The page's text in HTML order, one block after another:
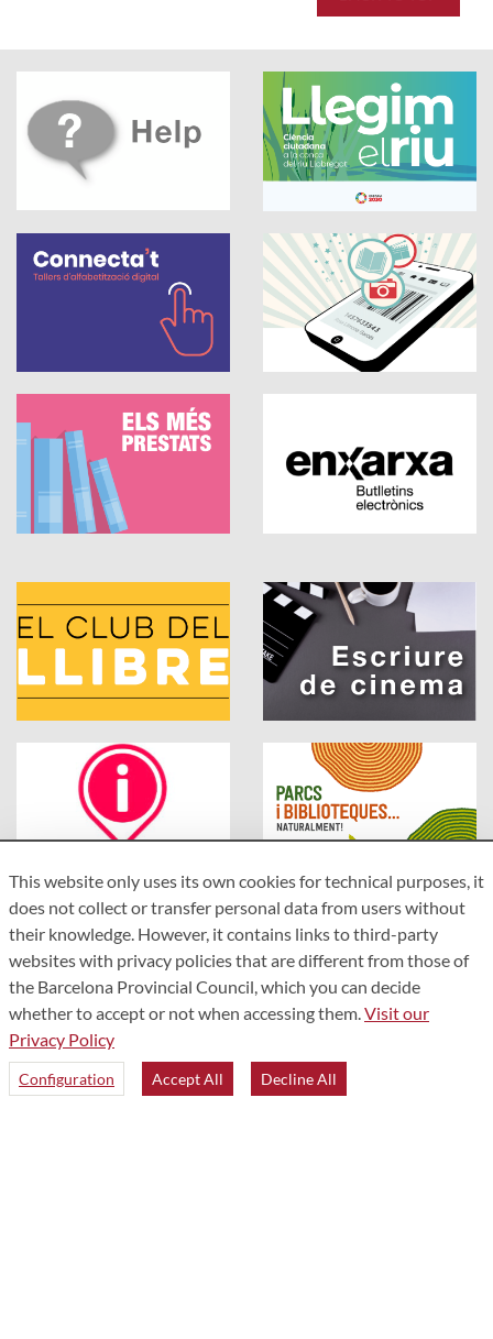
This website only uses its own cookies for technical purposes, it
does not collect or transfer personal data from users without
their knowledge. However, it contains links to third-party
websites with privacy policies that are different from those of
the Barcelona Provincial Council, which you can decide
whether to accept or not when accessing them.Visit our
Privacy Policy
Configuration Accept All Decline All